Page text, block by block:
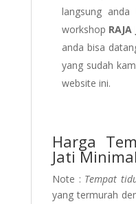
langsung
workshop RAJA
anda bisa
yang sudah
website ini.
Harga
Jati
Note : Tempat
yang termurah